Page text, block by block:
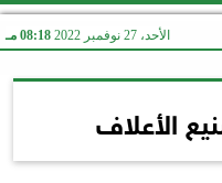
الأحد، 27 نوفمبر 2022 08:18 مـ
الأعلاف